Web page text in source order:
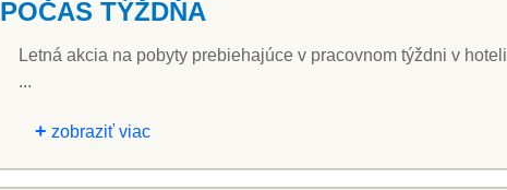
POČAS TÝŽDŇA
Letná akcia na pobyty prebiehajúce v pracovnom týždni v hoteli
...
+ zobraziť viac